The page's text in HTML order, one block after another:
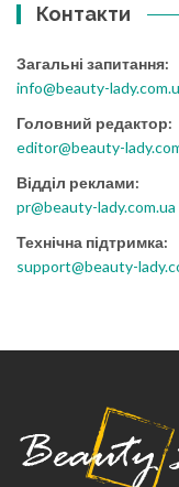
Контакти
Загальні запитання:
info@beauty-
Головний редактор:
editor@beauty-
Відділ реклами:
pr@beauty-lady.com.ua
Технічна підтримка:
support@beauty-